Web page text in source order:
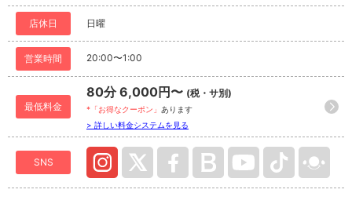
店休日 日曜
営業時間 20:00〜1:00
最低料金
80分 6,000円〜 (税・サ別)
*「お得なクーポン」 あります
> 詳しい料金システムを見る
SNS